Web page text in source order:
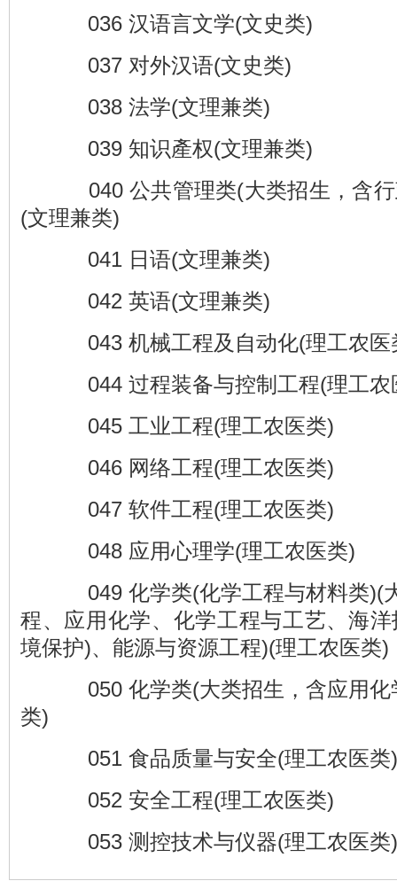
036 汉语言文学(文史类)
037 对外汉语(文史类)
038 法学(文理兼类)
039 知识產权(文理兼类)
040 公共管理类(大类招生，含行
(文理兼类)
041 日语(文理兼类)
042 英语(文理兼类)
043 机械工程及自动化(理工农医
044 过程装备与控制工程(理工农
045 工业工程(理工农医类)
046 网络工程(理工农医类)
047 软件工程(理工农医类)
048 应用心理学(理工农医类)
049 化学类(化学工程与材料类)(
程、应用化学、化学工程与工艺、海
境保护)、能源与资源工程)(理工农医类)
050 化学类(大类招生，含应用化
类)
051 食品质量与安全(理工农医类)
052 安全工程(理工农医类)
053 测控技术与仪器(理工农医类)